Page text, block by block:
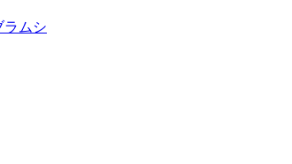
ラムシ